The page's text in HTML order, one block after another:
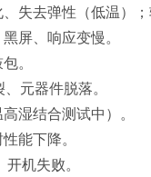
失去弹性（低温）；
屏、响应变慢。
。
元器件脱落。
湿结合测试中）。
能下降。
机失败。